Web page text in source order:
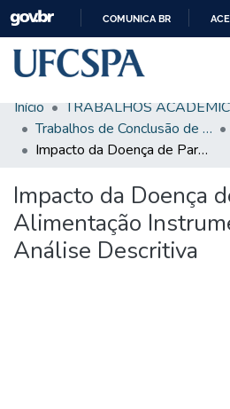
COMUNICA BR
Comunidades & Coleções
Busca Facetada
Estatísticas
Autoarquivamento
Sobre o RI-UFCSPA
Início
Trabalhos de Conclusão de Curso de Graduação
Impacto da Doença de Parkinson na Alimentação Instrumetalizada: Uma Análise Descritiva
Impacto da Doença
Alimentação
Análise Descritiva